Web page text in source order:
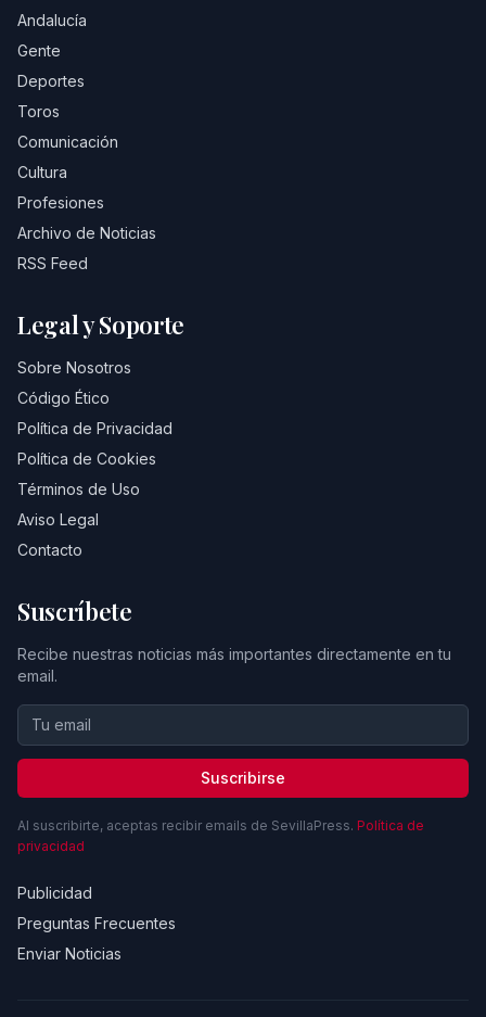
Andalucía
Gente
Deportes
Toros
Comunicación
Cultura
Profesiones
Archivo de Noticias
RSS Feed
Legal y Soporte
Sobre Nosotros
Código Ético
Política de Privacidad
Política de Cookies
Términos de Uso
Aviso Legal
Contacto
Suscríbete
Recibe nuestras noticias más importantes directamente en tu
email.
Suscribirse
Al suscribirte, aceptas recibir emails de SevillaPress. Política de
privacidad
Publicidad
Preguntas Frecuentes
Enviar Noticias